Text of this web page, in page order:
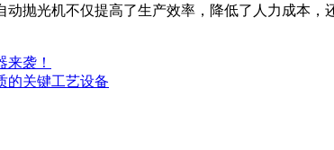
动抛光机不仅提高了生产效率，降低了人力成本
袭！
的关键工艺设备